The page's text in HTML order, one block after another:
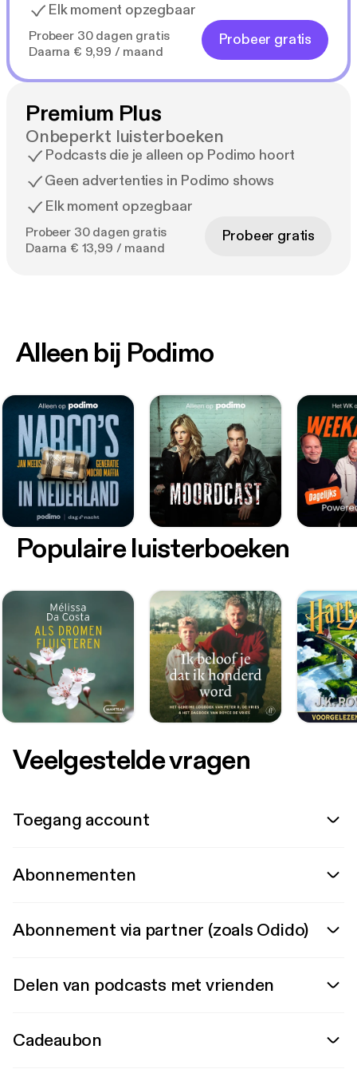
Elk moment opzegbaar
Probeer 30 dagen gratis
Daarna € 9,99 / maand
Probeer gratis
Premium Plus
Onbeperkt luisterboeken
Podcasts die je alleen op Podimo hoort
Geen advertenties in Podimo shows
Elk moment opzegbaar
Probeer 30 dagen gratis
Daarna € 13,99 / maand
Probeer gratis
Alleen bij Podimo
Populaire luisterboeken
Veelgestelde vragen
Toegang account
Abonnementen
Abonnement via partner (zoals Odido)
Delen van podcasts met vrienden
Cadeaubon